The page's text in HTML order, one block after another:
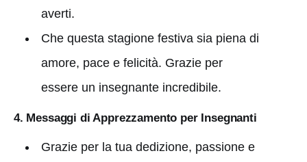
averti.
Che questa stagione festiva sia piena di
amore, pace e felicità. Grazie per
essere un insegnante incredibile.
4. Messaggi di Apprezzamento per Insegnanti
Grazie per la tua dedizione, passione e